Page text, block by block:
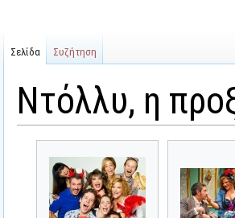
Ντόλλυ, η
πλοήγηση
αναζήτηση
Σελίδα Συζήτηση